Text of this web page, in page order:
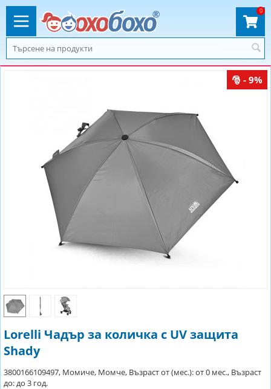
0
- 9%
Lorelli Чадър за количка с UV защита
Shady
3800166109497, Момиче, Момче, Възраст от (мес.): от 0 мес., Възраст
до: до 3 год.